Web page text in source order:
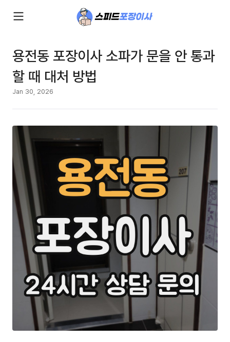
용전동 포장이사 소파가 문을 안 통과
할 때 대처 방법
Jan 30, 2026